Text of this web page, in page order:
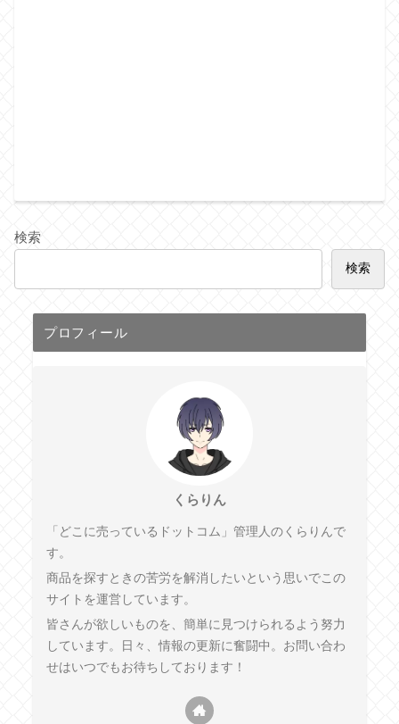
検索
検索
プロフィール
くらりん
「どこに売っているドットコム」管理人のくらりんで
す。
商品を探すときの苦労を解消したいという思いでこの
サイトを運営しています。
皆さんが欲しいものを、簡単に見つけられるよう努力
しています。日々、情報の更新に奮闘中。お問い合わ
せはいつでもお待ちしております！